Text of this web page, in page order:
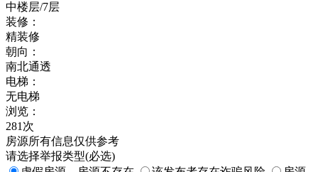
中楼层/7层
装修：
精装修
朝向：
南北通透
电梯：
无电梯
浏览：
281次
房源所有信息仅供参考
请选择举报类型(必选)